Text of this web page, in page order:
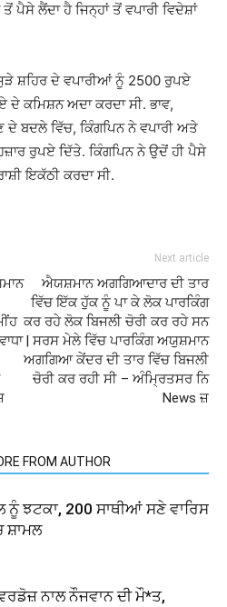
ਪੈਸੇ ਲੈਂਦਾ ਹੈ ਜਿਨ੍ਹਾਂ ਤੋਂ ਵਪਾਰੀ ਵਿਦੇਸ਼ਾਂ
ਜੁੜੇ ਸ਼ਹਿਰ ਦੇ ਵਪਾਰੀਆਂ ਨੂੰ 2500 ਰੁਪਏ
ਕਮਿਸ਼ਨ ਅਦਾ ਕਰਦਾ ਸੀ. ਭਾਵ,
ਬਦਲੇ ਵਿੱਚ, ਕਿੰਗਪਿਨ ਨੇ ਵਪਾਰੀ ਅਤੇ
ਰੁਪਏ ਦਿੱਤੇ. ਕਿੰਗਪਿਨ ਨੇ ਉਦੋਂ ਹੀ ਪੈਸੇ
ਇਕੱਠੀ ਕਰਦਾ ਸੀ.
Next article
ਐਯਸ਼ਮਾਨ ਅਗਗਿਆਦਾਰ ਦੀ ਤਾਰ
ਵਿੱਚ ਇੱਕ ਹੁੱਕ ਨੂੰ ਪਾ ਕੇ ਲੋਕ ਪਾਰਕਿੰਗ
ਕਰ ਰਹੇ ਲੋਕ ਬਿਜਲੀ ਚੋਰੀ ਕਰ ਰਹੇ ਸਨ
| ਸਰਸ ਮੇਲੇ ਵਿੱਚ ਪਾਰਕਿੰਗ ਅਯੁਸ਼ਮਾਨ
ਅਗਗਿਆ ਕੇਂਦਰ ਦੀ ਤਾਰ ਵਿੱਚ ਬਿਜਲੀ
ਚੋਰੀ ਕਰ ਰਹੀ ਸੀ – ਅੰਮ੍ਰਿਤਸਰ ਨਿ
News ਜ਼
FROM AUTHOR
ਨੂੰ ਝਟਕਾ, 200 ਸਾਥੀਆਂ ਸਣੇ ਵਾਰਿਸ
ਸ਼ਾਮਲ
ਨਾਲ ਨੌਜਵਾਨ ਦੀ ਮੌ*ਤ,